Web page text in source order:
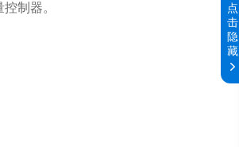
制器。
点
击
隐
藏